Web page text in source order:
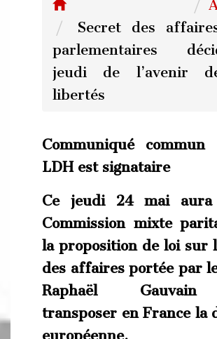
Secret des
parlementaires
jeudi de l’avenir
libertés
Communiqué
LDH est signataire
Ce jeudi 24 mai
Commission mixte
la proposition de loi sur
des affaires portée par
Raphaël
transposer en France la
européenne.